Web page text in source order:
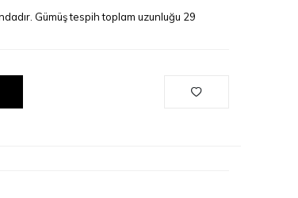
Gümüş tespih toplam uzunluğu 29